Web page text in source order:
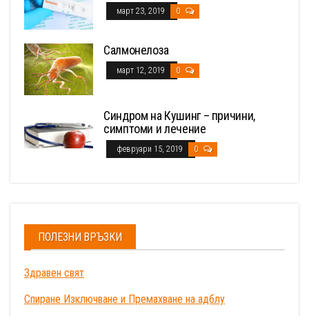
март 23, 2019 0
Салмонелоза
март 12, 2019 0
Синдром на Кушинг – причини,
симптоми и лечение
февруари 15, 2019 0
ПОЛЕЗНИ ВРЪЗКИ
Здравен свят
Спиране Изключване и Премахване на адблу